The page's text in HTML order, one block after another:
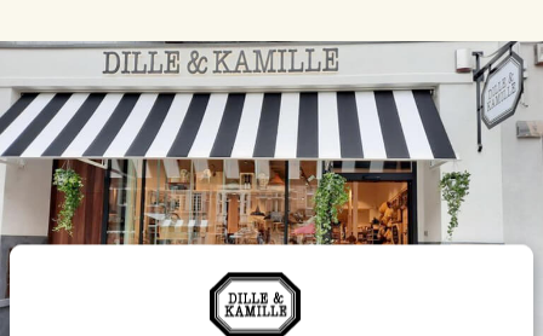
Immer in der Nähe